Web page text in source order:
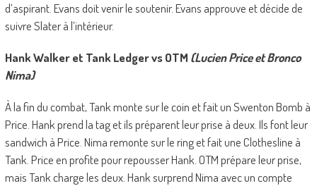
d’aspirant. Evans doit venir le soutenir. Evans approuve et décide de
suivre Slater à l’intérieur.
Hank Walker et Tank Ledger vs OTM (Lucien Price et Bronco
Nima)
À la fin du combat, Tank monte sur le coin et fait un Swenton Bomb à
Price. Hank prend la tag et ils préparent leur prise à deux. Ils font leur
sandwich à Price. Nima remonte sur le ring et fait une Clothesline à
Tank. Price en profite pour repousser Hank. OTM prépare leur prise,
mais Tank charge les deux. Hank surprend Nima avec un compte